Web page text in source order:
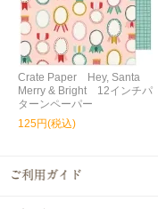
Crate Paper Hey, Santa
Merry & Bright 12インチパ
ターンペーパー
125円(税込)